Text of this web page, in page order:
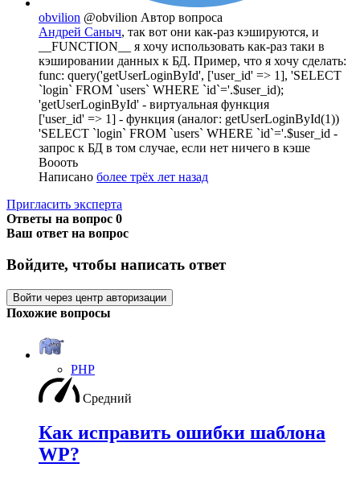
obvilion @obvilion Автор вопроса
Андрей Саныч, так вот они как-раз кэшируются, и
__FUNCTION__ я хочу использовать как-раз таки в
кэшировании данных к БД. Пример, что я хочу сделать:
func: query('getUserLoginById', ['user_id' => 1], 'SELECT
`login` FROM `users` WHERE `id`='.$user_id);
'getUserLoginById' - виртуальная функция
['user_id' => 1] - функция (аналог: getUserLoginById(1))
'SELECT `login` FROM `users` WHERE `id`='.$user_id -
запрос к БД в том случае, если нет ничего в кэше
Воооть
Написано более трёх лет назад
Пригласить эксперта
Ответы на вопрос 0
Ваш ответ на вопрос
Войдите, чтобы написать ответ
Войти через центр авторизации
Похожие вопросы
PHP
Средний
Как исправить ошибки шаблона
WP?